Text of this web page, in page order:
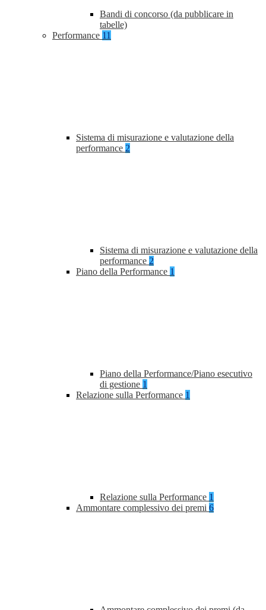
Bandi di concorso (da pubblicare in
tabelle)
Performance 11
Sistema di misurazione e valutazione della
performance 2
Sistema di misurazione e valutazione della
performance 2
Piano della Performance 1
Piano della Performance/Piano esecutivo
di gestione 1
Relazione sulla Performance 1
Relazione sulla Performance 1
Ammontare complessivo dei premi 6